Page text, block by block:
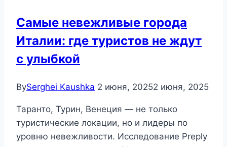
Самые невежливые города
Италии: где туристов не ждут
с улыбкой
BySerghei Kaushka 2 июня, 20252 июня, 2025
Таранто, Турин, Венеция — не только
туристические локации, но и лидеры по
уровню невежливости. Исследование Preply